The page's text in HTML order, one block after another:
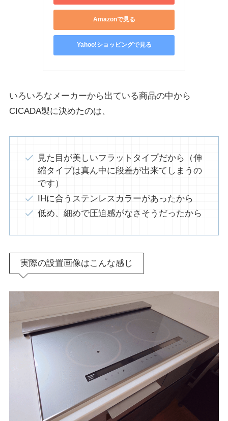
Amazonで見る
Yahoo!ショッピングで見る
いろいろなメーカーから出ている商品の中から
CICADA製に決めたのは、
見た目が美しいフラットタイプだから（伸
縮タイプは真ん中に段差が出来てしまうの
です）
IHに合うステンレスカラーがあったから
低め、細めで圧迫感がなさそうだったから
実際の設置画像はこんな感じ